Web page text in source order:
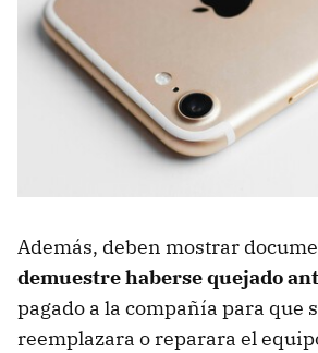
Además, deben mostrar
demuestre haberse quejado
pagado a la compañía para que
reemplazara o reparara el